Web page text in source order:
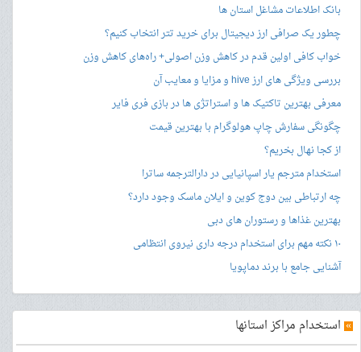
بانک اطلاعات مشاغل استان ها
چطور یک صرافی ارز دیجیتال برای خرید تتر انتخاب کنیم؟
خواب کافی اولین قدم در کاهش وزن اصولی+ راه‌های کاهش وزن
بررسی ویژگی های ارز hive و مزایا و معایب آن
معرفی بهترین تاکتیک ها و استراتژی ها در بازی فری فایر
چگونگی سفارش چاپ هولوگرام با بهترین قیمت
از کجا نهال بخریم؟
استخدام مترجم یار اسپانیایی در دارالترجمه ساترا
چه ارتباطی بین دوج کوین و ایلان ماسک وجود دارد؟
بهترین غذاها و رستوران های دبی
۱۰ نکته مهم برای استخدام درجه داری نیروی انتظامی
آشنایی جامع با برند دماپویا
» استخدام مراکز استانها